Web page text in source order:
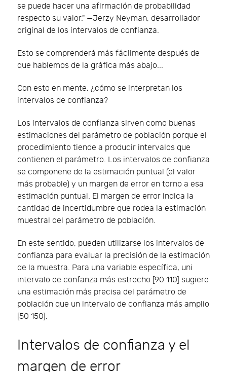
se puede hacer una afirmación de probabilidad
respecto su valor." —Jerzy Neyman, desarrollador
original de los intervalos de confianza.
Esto se comprenderá más fácilmente después de
que hablemos de la gráfica más abajo...
Con esto en mente, ¿cómo se interpretan los
intervalos de confianza?
Los intervalos de confianza sirven como buenas
estimaciones del parámetro de población porque el
procedimiento tiende a producir intervalos que
contienen el parámetro. Los intervalos de confianza
se componene de la estimación puntual (el valor
más probable) y un margen de error en torno a esa
estimación puntual. El margen de error indica la
cantidad de incertidumbre que rodea la estimación
muestral del parámetro de población.
En este sentido, pueden utilizarse los intervalos de
confianza para evaluar la precisión de la estimación
de la muestra. Para una variable específica, uni
intervalo de confanza más estrecho [90 110] sugiere
una estimación más precisa del parámetro de
población que un intervalo de confianza más amplio
[50 150].
Intervalos de confianza y el
margen de error